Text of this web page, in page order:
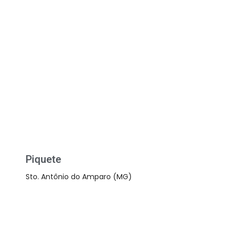
Piquete
Sto. Antônio do Amparo (MG)